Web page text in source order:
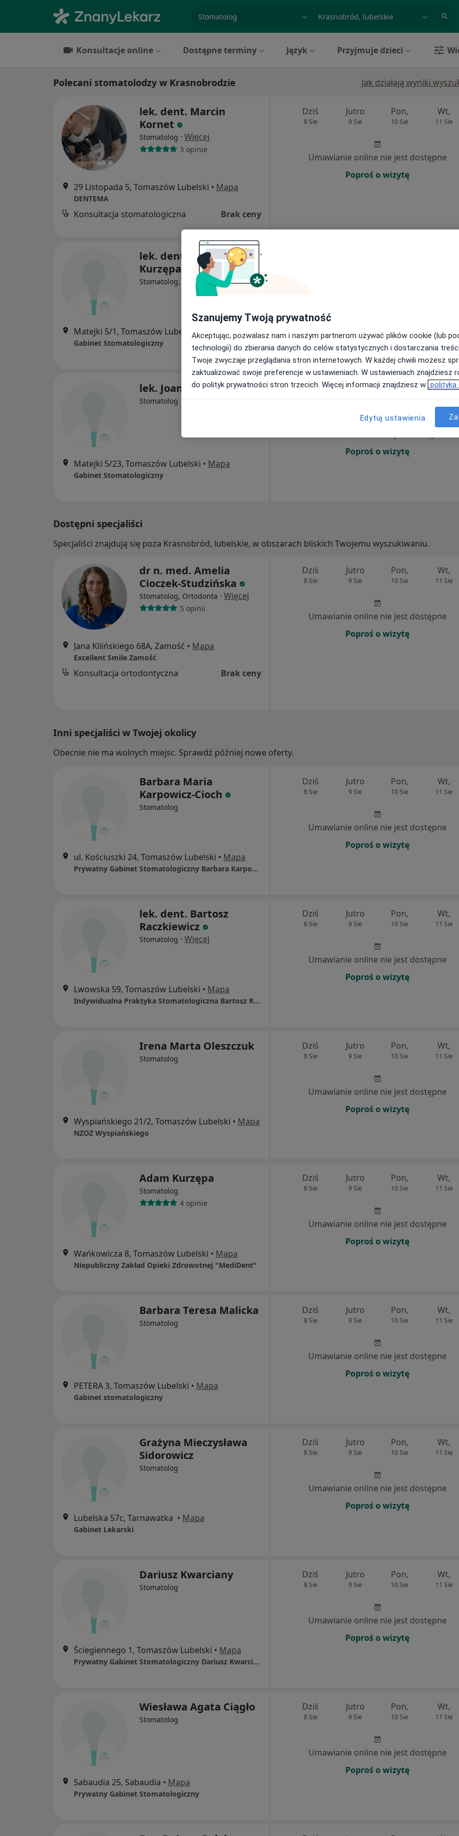
miasto lub dzielnica
Konsultacje online Dostępne terminy Język Przyjmuje dzieci
Polecani stomatolodzy w Krasnobrodzie Jak działają wyniki
lek. dent. Marcin
Kornet
Stomatolog · Więcej
3 opinie
29 Listopada 5, Tomaszów Lubelski • Mapa
DENTEMA
Konsultacja stomatologiczna Brak ceny
Dziś
8 Sie
Jutro
9 Sie
Pon,
10 Sie
Wt,
11 Sie
Umawianie online nie jest dostępne
Poproś o wizytę
lek. dent. Agnieszka
Kurzępa
Stomatolog, Ortodonta
Matejki 5/1, Tomaszów Lubelski • Mapa
Gabinet Stomatologiczny
lek. Joanna Szewczuk
Stomatolog
Matejki 5/23, Tomaszów Lubelski • Mapa
Gabinet Stomatologiczny
Dziś Jutro Pon, Wt,
Poproś o wizytę
Dostępni specjaliści
Specjaliści znajdują się poza Krasnobród, lubelskie, w obszarach bliskich Twojemu wyszukiwaniu.
dr n. med. Amelia
Cioczek-Studzińska
Stomatolog, Ortodonta · Więcej
5 opinii
Jana Kilińskiego 68A, Zamość • Mapa
Excellent Smile Zamość
Konsultacja ortodontyczna Brak ceny
Dziś
8 Sie
Jutro
9 Sie
Pon,
10 Sie
Wt,
11 Sie
Umawianie online nie jest dostępne
Poproś o wizytę
Inni specjaliści w Twojej okolicy
Obecnie nie ma wolnych miejsc. Sprawdź później nowe oferty.
Barbara Maria
Karpowicz-Cioch
Stomatolog
ul. Kościuszki 24, Tomaszów Lubelski • Mapa
Prywatny Gabinet Stomatologiczny Barbara Karpowicz-Cioch
Dziś
8 Sie
Jutro
9 Sie
Pon,
10 Sie
Wt,
11 Sie
Umawianie online nie jest dostępne
Poproś o wizytę
lek. dent. Bartosz
Raczkiewicz
Stomatolog · Więcej
Lwowska 59, Tomaszów Lubelski • Mapa
Indywidualna Praktyka Stomatologiczna Bartosz Raczkiewicz
Dziś
8 Sie
Jutro
9 Sie
Pon,
10 Sie
Wt,
11 Sie
Umawianie online nie jest dostępne
Poproś o wizytę
Irena Marta Oleszczuk
Stomatolog
Wyspiańskiego 21/2, Tomaszów Lubelski • Mapa
NZOZ Wyspiańskiego
Dziś
8 Sie
Jutro
9 Sie
Pon,
10 Sie
Wt,
11 Sie
Umawianie online nie jest dostępne
Poproś o wizytę
Adam Kurzępa
Stomatolog
4 opinie
Wańkowicza 8, Tomaszów Lubelski • Mapa
Niepubliczny Zakład Opieki Zdrowotnej "MediDent"
Dziś
8 Sie
Jutro
9 Sie
Pon,
10 Sie
Wt,
11 Sie
Umawianie online nie jest dostępne
Poproś o wizytę
Barbara Teresa Malicka
Stomatolog
PETERA 3, Tomaszów Lubelski • Mapa
Gabinet stomatologiczny
Dziś
8 Sie
Jutro
9 Sie
Pon,
10 Sie
Wt,
11 Sie
Umawianie online nie jest dostępne
Poproś o wizytę
Grażyna Mieczysława
Sidorowicz
Stomatolog
Lubelska 57c, Tarnawatka • Mapa
Gabinet Lekarski
Dziś
8 Sie
Jutro
9 Sie
Pon,
10 Sie
Wt,
11 Sie
Umawianie online nie jest dostępne
Poproś o wizytę
Dariusz Kwarciany
Stomatolog
Ściegiennego 1, Tomaszów Lubelski • Mapa
Prywatny Gabinet Stomatologiczny Dariusz Kwarciany
Dziś
8 Sie
Jutro
9 Sie
Pon,
10 Sie
Wt,
11 Sie
Umawianie online nie jest dostępne
Poproś o wizytę
Wiesława Agata Ciągło
Stomatolog
Sabaudia 25, Sabaudia • Mapa
Prywatny Gabinet Stomatologiczny
Dziś
8 Sie
Jutro
9 Sie
Pon,
10 Sie
Wt,
11 Sie
Umawianie online nie jest dostępne
Poproś o wizytę
Szanujemy Twoją prywatność
Akceptując, pozwalasz nam i naszym partnerom używać plików cookie (lub
technologii) do zbierania danych do celów statystycznych i dostarczania
Twoje zwyczaje przeglądania stron internetowych. W każdej chwili możesz
zaktualizować swoje preferencje w ustawieniach. W ustawieniach znajdziesz
do polityk prywatności stron trzecich. Więcej informacji znajdziesz w polityka
Edytuj ustawienia